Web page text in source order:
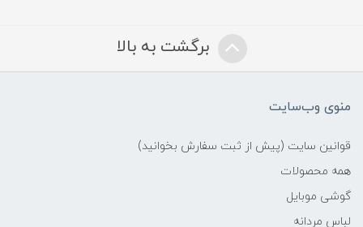
برگشت به بالا
منوی وب‌سایت
قوانین سایت (پیش از ثبت سفارش بخوانید)
همه محصولات
گوشی موبایل
لباس مردانه